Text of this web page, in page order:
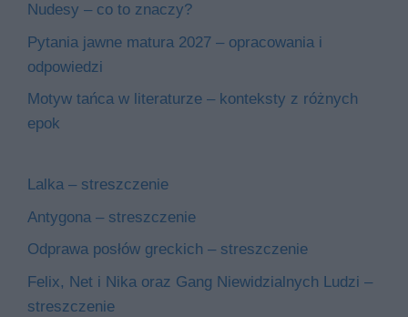
Nudesy – co to znaczy?
Pytania jawne matura 2027 – opracowania i
odpowiedzi
Motyw tańca w literaturze – konteksty z różnych
epok
Lalka – streszczenie
Antygona – streszczenie
Odprawa posłów greckich – streszczenie
Felix, Net i Nika oraz Gang Niewidzialnych Ludzi –
streszczenie